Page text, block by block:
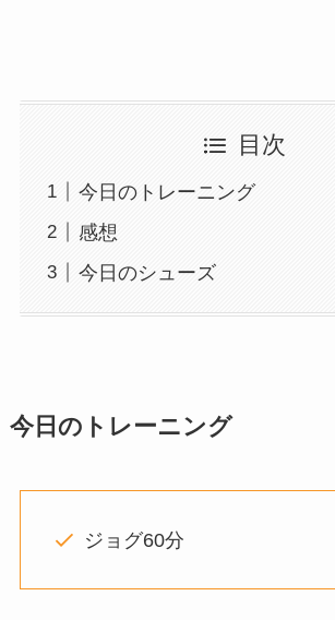
目次
今日のトレーニング
感想
今日のシューズ
今日 のトレーニング
ジョグ60分